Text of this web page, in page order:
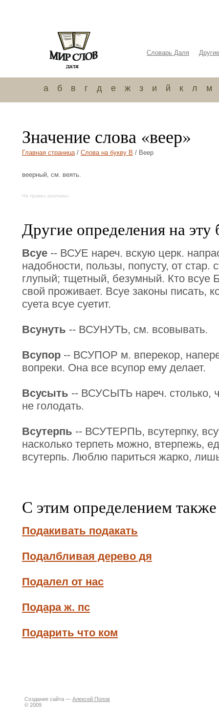
Словарь Даля
а б в г д е ж з и й к л м
Значение слова «веер»
Главная страница/ Слова на букву В / Веер
веерный, см. веять.
На правах рекламы:
Другие определения на эту
Всуе -- ВСУЕ нареч. вскую церк.
надобности, пользы, попусту, от стар.
глупый; тщетный, безумный. Кто всуе
свой проживает. Всуе законы писать,
суета всуе суетит.
Всунуть -- ВСУНУТЬ, см. всовывать.
Всупор -- ВСУПОР м. вперекор,
вопреки. Она все всупор ему делает.
Всусыть -- ВСУСЫТЬ нареч. столько,
не голодать.
Всутерпь -- ВСУТЕРПЬ, всутерпку,
насколько терпеть можно, втерпежь,
всутерпь. Люблю париться жарко,
С этим определением
Подакивать подакать
Подалбливая дерево дя
Подалел от нас
Подара ж. пс
Подарить что ком
Создание сайта — Алексей Попов
© 2009